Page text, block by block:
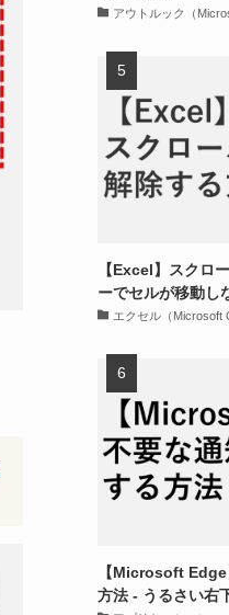
アウトルック（
【Excel】スクロ
ーでセルが移動し
エクセル（Microsoft
【Microsoft
方法 - うるさい右